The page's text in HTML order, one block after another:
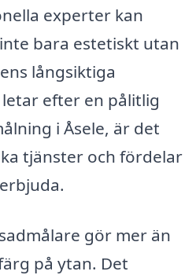
experter kan
bara estetiskt utan
långsiktiga
efter en pålitlig
i Åsele, är det
tjänster och fördelar
gör mer än
på ytan. Det